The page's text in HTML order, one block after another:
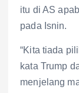
itu di AS
pada Isnin.
“Kita tiada
kata Trump
menjelang